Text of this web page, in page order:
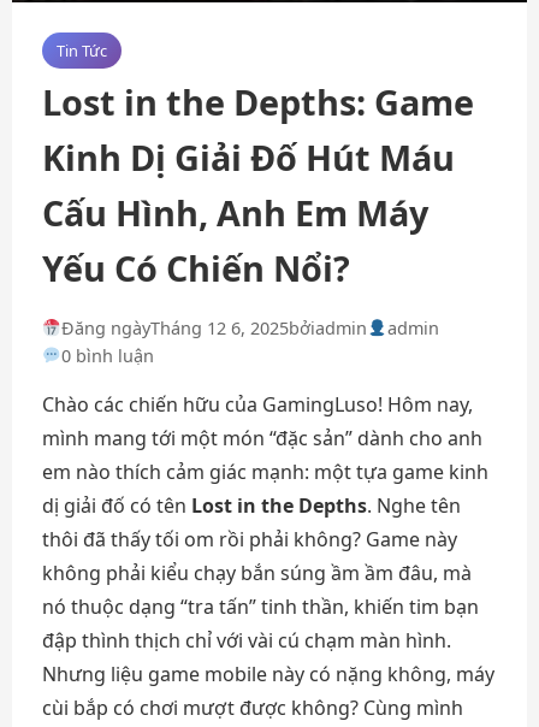
Tin Tức
Lost in the Depths: Game
Kinh Dị Giải Đố Hút Máu
Cấu Hình, Anh Em Máy
Yếu Có Chiến Nổi?
Đăng ngàyTháng 12 6, 2025bởiadmin
admin
0 bình luận
Chào các chiến hữu của GamingLuso! Hôm nay,
mình mang tới một món “đặc sản” dành cho anh
em nào thích cảm giác mạnh: một tựa game kinh
dị giải đố có tên Lost in the Depths. Nghe tên
thôi đã thấy tối om rồi phải không? Game này
không phải kiểu chạy bắn súng ầm ầm đâu, mà
nó thuộc dạng “tra tấn” tinh thần, khiến tim bạn
đập thình thịch chỉ với vài cú chạm màn hình.
Nhưng liệu game mobile này có nặng không, máy
cùi bắp có chơi mượt được không? Cùng mình